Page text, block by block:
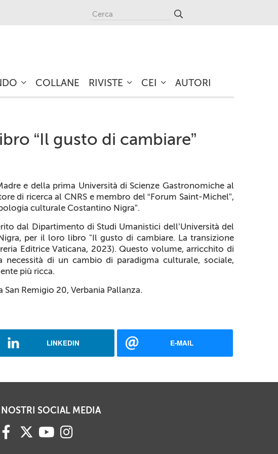
COLLANE RIVISTE CEI AUTORI
“Il gusto di cambiare”
e della prima Università di Scienze Gastronomiche al
di ricerca al CNRS e membro del “Forum Saint-Michel”,
culturale Costantino Nigra”.
dal Dipartimento di Studi Umanistici dell’Università del
per il loro libro "Il gusto di cambiare. La transizione
Editrice Vaticana, 2023). Questo volume, arricchito di
di un cambio di paradigma culturale, sociale,
più ricca.
Remigio 20, Verbania Pallanza.
LINKEDIN E-MAIL
I NOSTRI SOCIAL MEDIA